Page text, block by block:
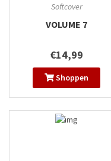
Softcover
VOLUME 7
€14,99
Shoppen